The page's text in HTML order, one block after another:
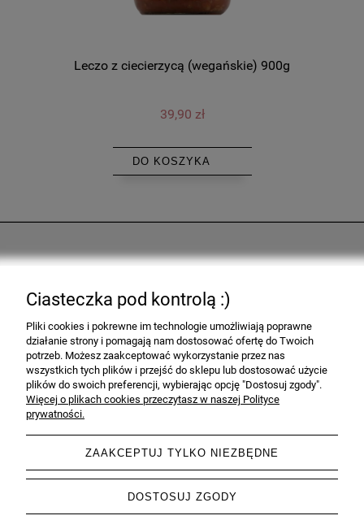
Leczo z ciecierzycą (wegańskie) 900g
39,90 zł
DO KOSZYKA
Informacje
O nas
pokaż pełną wersję strony
Sklep internetowy Shoper.pl
Ciasteczka pod kontrolą :)
Pliki cookies i pokrewne im technologie umożliwiają poprawne
działanie strony i pomagają nam dostosować ofertę do Twoich
potrzeb. Możesz zaakceptować wykorzystanie przez nas
wszystkich tych plików i przejść do sklepu lub dostosować użycie
plików do swoich preferencji, wybierając opcję "Dostosuj zgody".
Więcej o plikach cookies przeczytasz w naszej Polityce
prywatności.
ZAAKCEPTUJ TYLKO NIEZBĘDNE
DOSTOSUJ ZGODY